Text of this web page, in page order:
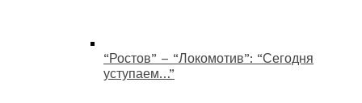
“Ростов” – “Локомотив”: “Сегодня
уступаем…”